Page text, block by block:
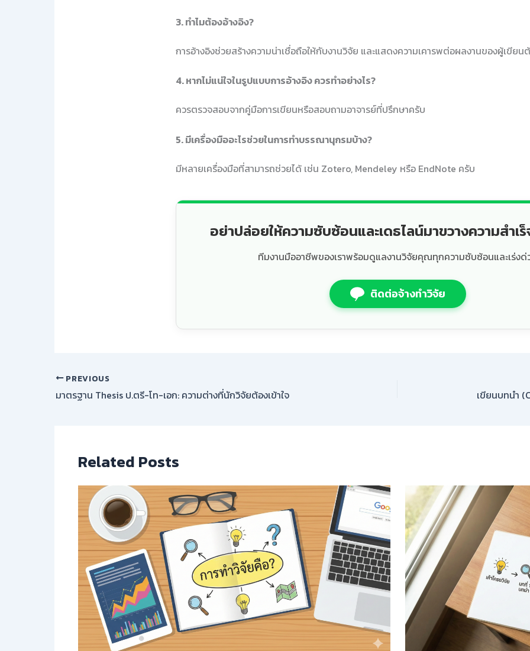
3. ทำไมต้องอ้างอิง?
การอ้างอิงช่วยสร้างความน่าเชื่อถือให้กับงานวิจัย และแสดงความเคารพต่อผลงานของผู้เขีย
4. หากไม่แน่ใจในรูปแบบการอ้างอิง ควรทำอย่างไร?
ควรตรวจสอบจากคู่มือการเขียนหรือสอบถามอาจารย์ที่ปรึกษาครับ
5. มีเครื่องมืออะไรช่วยในการทำบรรณานุกรมบ้าง?
มีหลายเครื่องมือที่สามารถช่วยได้ เช่น Zotero, Mendeley หรือ EndNote ครับ
อย่าปล่อยให้ความซับซ้อนและเดธไลน์มาขวางความสำ
ทีมงานมืออาชีพของเราพร้อมดูแลงานวิจัยคุณทุกความซับซ้อนและเร่งด่
ติดต่อจ้างทำวิจัย
PREVIOUS
มาตรฐาน Thesis ป.ตรี-โท-เอก: ความต่างที่นักวิจัยต้องเข้าใจ
Related Posts